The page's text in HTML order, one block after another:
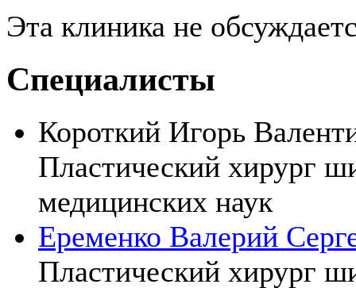
Эта клиника не
Специалисты
Короткий Игорь
Пластический хирург
медицинских наук
Еременко Валерий
Пластический хирург